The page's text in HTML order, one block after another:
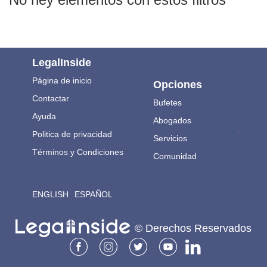
LegalInside
Página de inicio
Contactar
Ayuda
Politica de privacidad
Términos y Condiciones
ENGLISH ESPAÑOL
Opciones
Bufetes
Abogados
Servicios
Comunidad
.
© Derechos Reservados